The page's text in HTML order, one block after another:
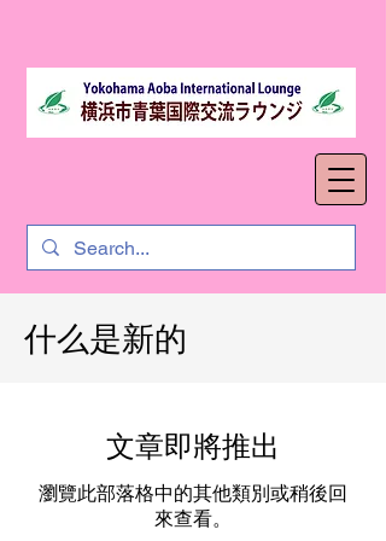
什么是新的
文章即將推出
瀏覽此部落格中的其他類別或稍後回
來查看。